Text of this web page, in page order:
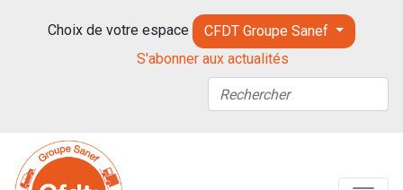
Choix de votre espace
CFDT Groupe Sanef
S'abonner aux actualités